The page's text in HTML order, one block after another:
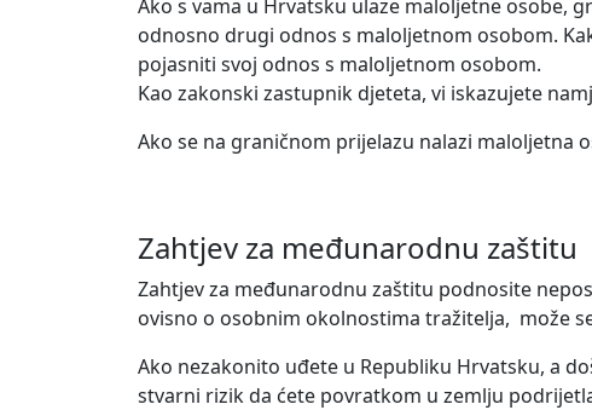
Ako s vama u Hrvatsku ulaze maloljetne osobe,
odnosno drugi odnos s maloljetnom osobom.
pojasniti svoj odnos s maloljetnom osobom.
Kao zakonski zastupnik djeteta, vi iskazujete
Ako se na graničnom prijelazu nalazi maloljetna
Zahtjev za međunarodnu zaštitu
Zahtjev za međunarodnu zaštitu podnosite
ovisno o osobnim okolnostima tražitelja, može
Ako nezakonito uđete u Republiku Hrvatsku, a
stvarni rizik da ćete povratkom u zemlju